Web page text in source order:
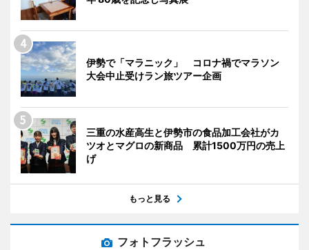
伊勢で「マラニック」 コロナ禍でマラソン
大会中止受けラン旅ツアー企画
三重の水産高生と伊勢市の食品加工会社がカ
ツオとマグロの新商品 累計1500万円の売上
げ
もっと見る
フォトフラッシュ